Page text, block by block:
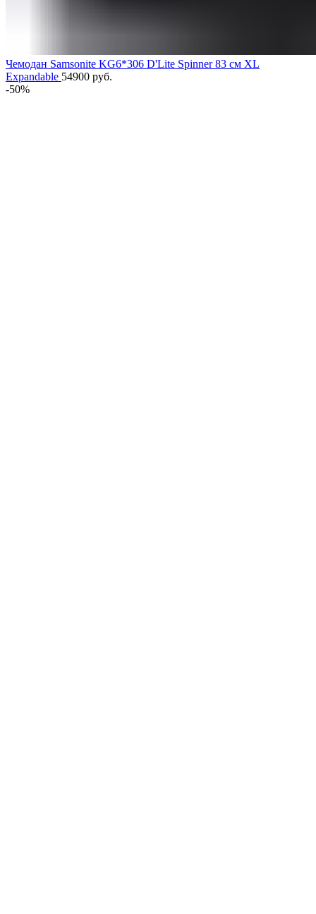
Чемодан Samsonite KG6*306 D'Lite Spinner 83 см XL
Expandable 54900 руб.
-50%